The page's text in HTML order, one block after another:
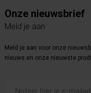
Onze nieuwsbrief
Meld je aan
Meld je aan voor onze
nieuws en onze nieuwste